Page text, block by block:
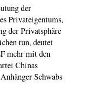
der
Privateigentums,
der Privatsphäre
tun, deutet
mehr mit den
Chinas
Schwabs